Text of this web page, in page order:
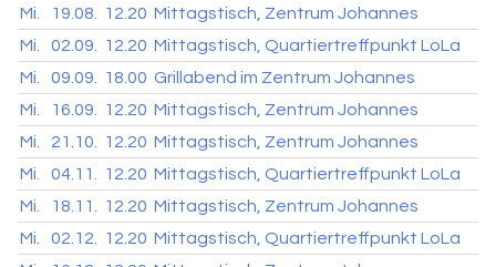
Mi. 19.08. 12.20 Mittagstisch, Zentrum Johannes
Mi.
02.09. 12.20 Mittagstisch, Quartiertreffpunkt LoLa
Mi.
09.09. 18.00 Grillabend im Zentrum Johannes
Mi.
16.09. 12.20 Mittagstisch, Zentrum Johannes
Mi.
21.10. 12.20 Mittagstisch, Zentrum Johannes
Mi.
04.11. 12.20 Mittagstisch, Quartiertreffpunkt LoLa
Mi.
18.11. 12.20 Mittagstisch, Zentrum Johannes
Mi.
02.12. 12.20 Mittagstisch, Quartiertreffpunkt LoLa